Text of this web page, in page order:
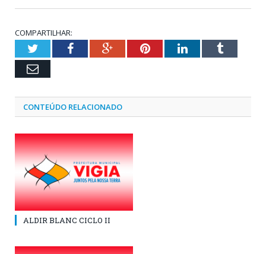
COMPARTILHAR:
TwitterFacebookGoogle+PinterestLinkedInTumblr
Email
CONTEÚDO RELACIONADO
ALDIR BLANC CICLO II